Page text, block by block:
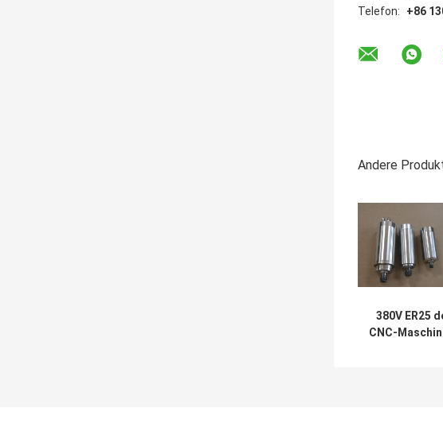
Telefon:
+86
Andere
380V ER25
CNC-